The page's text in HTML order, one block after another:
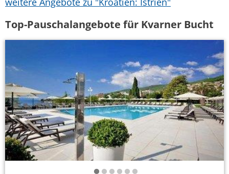
Top-Pauschalangebote für Kvarner Bucht